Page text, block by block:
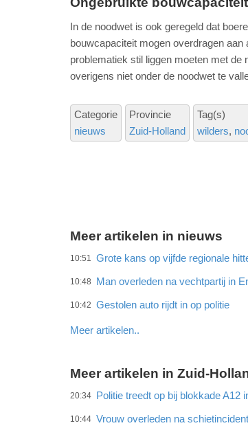
In de noodwet is ook geregeld dat
bouwcapaciteit mogen overdragen
problematiek stil liggen moeten met
overigens niet onder de noodwet te
Categorie
nieuws
Provincie
Zuid-Holland
Tag(s)
wilders
Meer artikelen in nieuws
10:51 Grote kans op vijfde regionale
10:48 Man overleden na vechtpartij in
10:42 Gestolen auto rijdt in op politie
Meer artikelen..
Meer artikelen in Zuid-
20:34 Politie treedt op bij blokkade A12
10:44 Vrouw overleden na